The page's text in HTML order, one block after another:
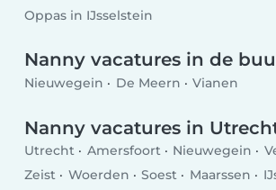
Oppas in IJsselstein
Nanny vacatures in de
Nieuwegein De Meern Vianen
Nanny vacatures in
Utrecht Amersfoort Nieuwegein
Zeist
Woerden Soest Maarssen